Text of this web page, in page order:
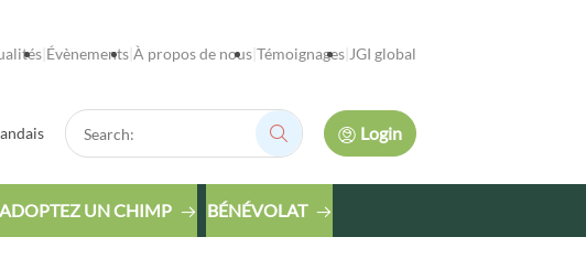
Évènements À propos de nous Témoignages JGI global
Search:
Search:
Login
ADOPTEZ UN CHIMP BÉNÉVOLAT